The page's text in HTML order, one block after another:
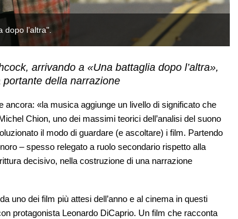
dopo l’altra".
arrivando a «Una battaglia dopo l’altra»,
della narrazione
ancora: «la musica aggiunge un livello di significato che
Chion, uno dei massimi teorici dell’analisi del suono
il modo di guardare (e ascoltare) i film. Partendo
– spesso relegato a ruolo secondario rispetto alla
decisivo, nella costruzione di una narrazione
uno dei film più attesi dell’anno e al cinema in questi
protagonista Leonardo DiCaprio. Un film che racconta